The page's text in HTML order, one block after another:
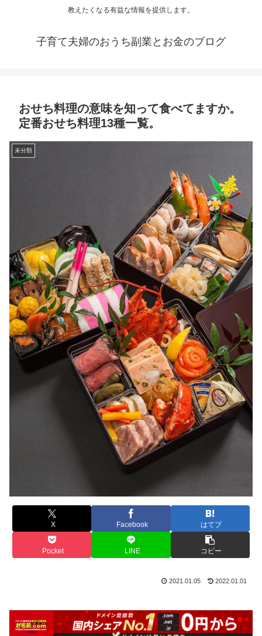
教えたくなる有益な情報を提供します。
子育て夫婦のおうち副業とお金のブログ
おせち料理の意味を知って食べてますか。
定番おせち料理13種一覧。
未分類
X Facebook はてブ
Pocket LINE コピー
2021.01.05 2022.01.01